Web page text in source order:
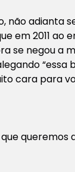
não adianta
em 2011 ao
se negou a
“essa
cara para
queremos